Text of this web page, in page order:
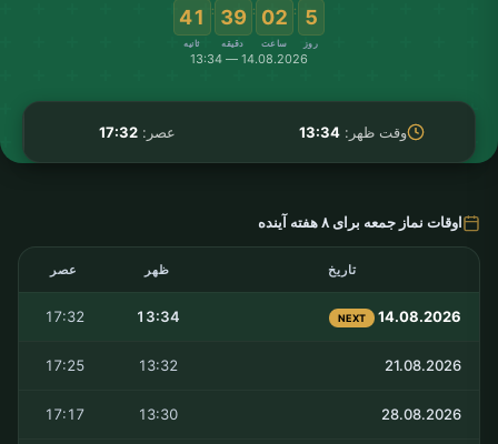
5
روز
:
02
ساعت
:
39
دقیقه
:
41
ثانیه
14.08.2026 — 13:34
وقت ظهر: 13:34 عصر:17:32
اوقات نماز جمعه برای ۸ هفته آینده
تاریخ ظهر عصر
14.08.2026
NEXT
13:34
17:32
21.08.2026
13:32
17:25
28.08.2026
13:30
17:17